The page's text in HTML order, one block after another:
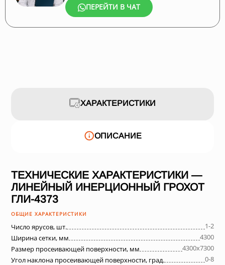
ПЕРЕЙТИ В ЧАТ
ХАРАКТЕРИСТИКИ
ОПИСАНИЕ
ТЕХНИЧЕСКИЕ ХАРАКТЕРИСТИКИ —
ЛИНЕЙНЫЙ ИНЕРЦИОННЫЙ ГРОХОТ
ГЛИ-4373
ОБЩИЕ ХАРАКТЕРИСТИКИ
Число ярусов, шт.
1-2
Ширина сетки, мм
4300
Размер просеивающей поверхности, мм
4300х7300
Угол наклона просеивающей поверхности, град.
0-8